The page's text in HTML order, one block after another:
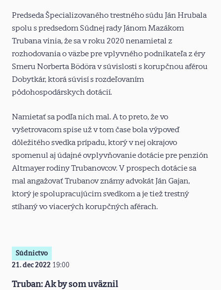
Predseda Špecializovaného trestného súdu Ján Hrubala
spolu s predsedom Súdnej rady Jánom Mazákom
Trubana vinia, že sa v roku 2020 nenamietal z
rozhodovania o väzbe pre vplyvného podnikateľa z éry
Smeru Norberta Bödöra v súvislosti s korupčnou aférou
Dobytkár, ktorá súvisí s rozdeľovaním
pôdohospodárskych dotácií.
Namietať sa podľa nich mal. A to preto, že vo
vyšetrovacom spise už v tom čase bola výpoveď
dôležitého svedka prípadu, ktorý v nej okrajovo
spomenul aj údajné ovplyvňovanie dotácie pre penzión
Altmayer rodiny Trubanovcov. V prospech dotácie sa
mal angažovať Trubanov známy advokát Ján Gajan,
ktorý je spolupracujúcim svedkom a je tiež trestný
stíhaný vo viacerých korupčných aférach.
Súdnictvo
21. dec 2022 19:00
Truban: Ak by som uväznil